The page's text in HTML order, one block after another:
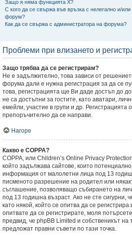
Защо я няма функцията X?
С кого да се свържа във връзка с нелегално и/
форум?
Как да се свържа с администратора на форума?
Проблеми при влизането и
Защо трябва да се регистрирам?
Не е задължително, това зависи от
форума дали е нужна регистрация за да се
това, регистрацията ще Ви даде достъп до
не са достъпни за гостите, като аватари,
емейли, участие в групи и др. Регистрацията
препоръчително да се направи.
Нагоре
Какво е COPPA?
COPPA, или Children’s Online Privacy
който задължава сайтове, които
информация от малолетни лица под 13
писменото разрешение на родител или
съглашение, позволяващо събирането на
под 13 годишна възраст. Ако не сте сигурни,
като някой, който се опитва да се регистрира
опитвате да се регистрирате, моля
предвид, че phpBB Limited и собственикът на
предложат правни съвети по тази точка.